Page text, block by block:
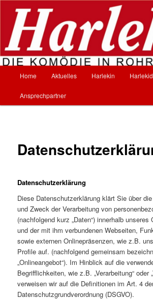
Inhalt
wechseln
Harlekin – Die
Home Aktuelles Harlekin
Ansprechpartner
Datenschutzerklärung
Diese Datenschutzerklärung klärt Sie über
und Zweck der Verarbeitung von
(nachfolgend kurz „Daten“) innerhalb unseres
und der mit ihm verbundenen Webseiten,
sowie externen Onlinepräsenzen, wie z.B.
Profile auf. (nachfolgend gemeinsam
„Onlineangebot“). Im Hinblick auf die
Begrifflichkeiten, wie z.B. „Verarbeitung“ oder
verweisen wir auf die Definitionen im Art. 4
Datenschutzgrundverordnung (DSGVO).